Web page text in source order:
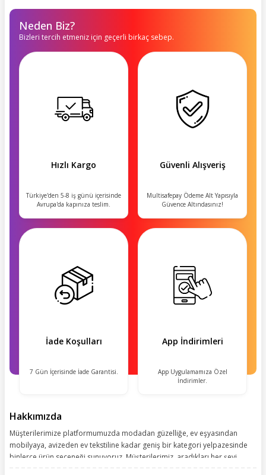
Neden Biz?
Bizleri tercih etmeniz için geçerli birkaç sebep.
Hızlı Kargo
Türkiye'den 5-8 iş günü içerisinde
Avrupa'da kapınıza teslim.
Güvenli Alışveriş
Multisafepay Ödeme Alt Yapısıyla
Güvence Altındasınız!
İade Koşulları
7 Gün İçerisinde İade Garantisi.
App İndirimleri
App Uygulamamıza Özel
İndirimler.
Hakkımızda
Müşterilerimize platformumuzda modadan güzelliğe, ev eşyasından
mobilyaya, avizeden ev tekstiline kadar geniş bir kategori yelpazesinde
binlerce ürün seçeneği sunuyoruz. Müşterilerimiz, aradıkları her şeyi